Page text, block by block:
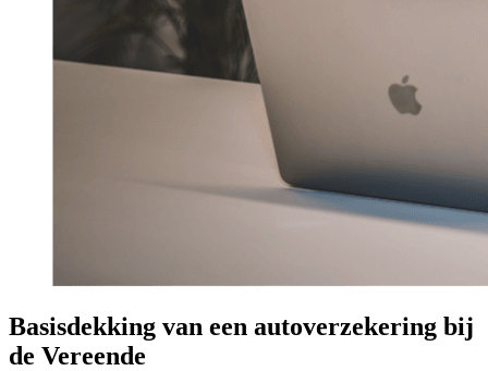
Basisdekking van een autoverzekering bij
de Vereende